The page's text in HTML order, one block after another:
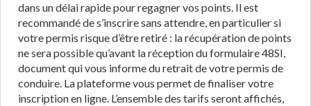
dans un délai rapide pour regagner vos points. Il est
recommandé de s’inscrire sans attendre, en particulier si
votre permis risque d’être retiré : la récupération de points
ne sera possible qu’avant la réception du formulaire 48SI,
document qui vous informe du retrait de votre permis de
conduire. La plateforme vous permet de finaliser votre
inscription en ligne. L’ensemble des tarifs seront affichés,